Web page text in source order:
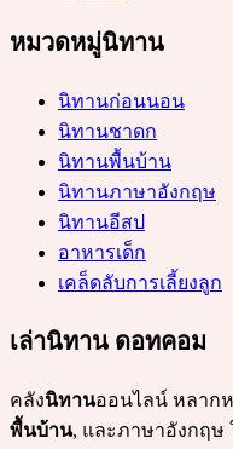
หมวดหมู่นิทาน
นิทานก่อนนอน
นิทานชาดก
นิทานพื้นบ้าน
นิทานภาษาอังกฤษ
นิทานอีสป
อาหารเด็ก
เคล็ดลับการเลี้ยงลูก
เล่านิทาน ดอทคอม
คลังนิทานออนไลน์ หลาก
พื้นบ้าน, และภาษาอังกฤษ